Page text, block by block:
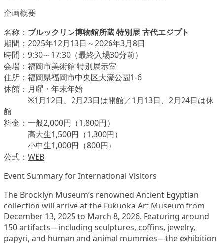
企画概要
名称： ブルックリン博物館所蔵 特別展 古代エジプト
期間：2025年12月13日～2026年3月8日
時間：9:30～17:30（最終入場30分前）
会場：福岡市美術館 特別展示室
住所：福岡県福岡市中央区大濠公園1-6
休館：月曜・年末年始
※1月12日、2月23日は開館／1月13日、2月24日は休
館
料金：一般2,000円（1,800円）
高大生1,500円（1,300円）
小中生1,000円（800円）
公式： WEB
Event Summary for International Visitors
The Brooklyn Museum’s renowned Ancient Egyptian
collection will arrive at the Fukuoka Art Museum from
December 13, 2025 to March 8, 2026. Featuring around
150 artifacts—including sculptures, coffins, jewelry,
papyri, and human and animal mummies—the exhibition